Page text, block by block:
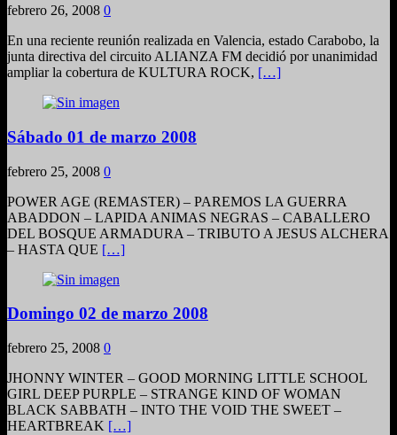
febrero 26, 2008 0
En una reciente reunión realizada en Valencia, estado Carabobo, la
junta directiva del circuito ALIANZA FM decidió por unanimidad
ampliar la cobertura de KULTURA ROCK, […]
Sábado 01 de marzo 2008
febrero 25, 2008 0
POWER AGE (REMASTER) – PAREMOS LA GUERRA
ABADDON – LAPIDA ANIMAS NEGRAS – CABALLERO
DEL BOSQUE ARMADURA – TRIBUTO A JESUS ALCHERA
– HASTA QUE […]
Domingo 02 de marzo 2008
febrero 25, 2008 0
JHONNY WINTER – GOOD MORNING LITTLE SCHOOL
GIRL DEEP PURPLE – STRANGE KIND OF WOMAN
BLACK SABBATH – INTO THE VOID THE SWEET –
HEARTBREAK […]